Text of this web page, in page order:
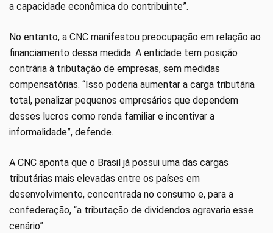
a capacidade econômica do contribuinte”.
No entanto, a CNC manifestou preocupação em relação ao
financiamento dessa medida. A entidade tem posição
contrária à tributação de empresas, sem medidas
compensatórias. “Isso poderia aumentar a carga tributária
total, penalizar pequenos empresários que dependem
desses lucros como renda familiar e incentivar a
informalidade”, defende.
A CNC aponta que o Brasil já possui uma das cargas
tributárias mais elevadas entre os países em
desenvolvimento, concentrada no consumo e, para a
confederação, “a tributação de dividendos agravaria esse
cenário”.